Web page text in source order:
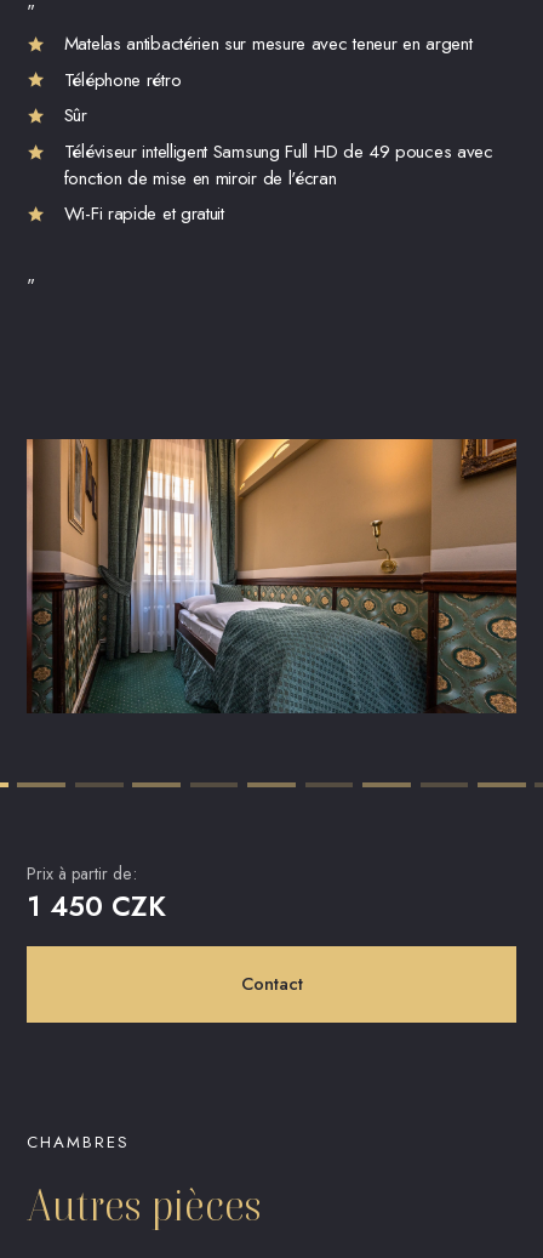
"
Matelas antibactérien sur mesure avec teneur en argent
Téléphone rétro
Sûr
Téléviseur intelligent Samsung Full HD de 49 pouces avec
fonction de mise en miroir de l'écran
Wi-Fi rapide et gratuit
"
Prix ​​à partir de:
1 450 CZK
Contact
CHAMBRES
Autres pièces